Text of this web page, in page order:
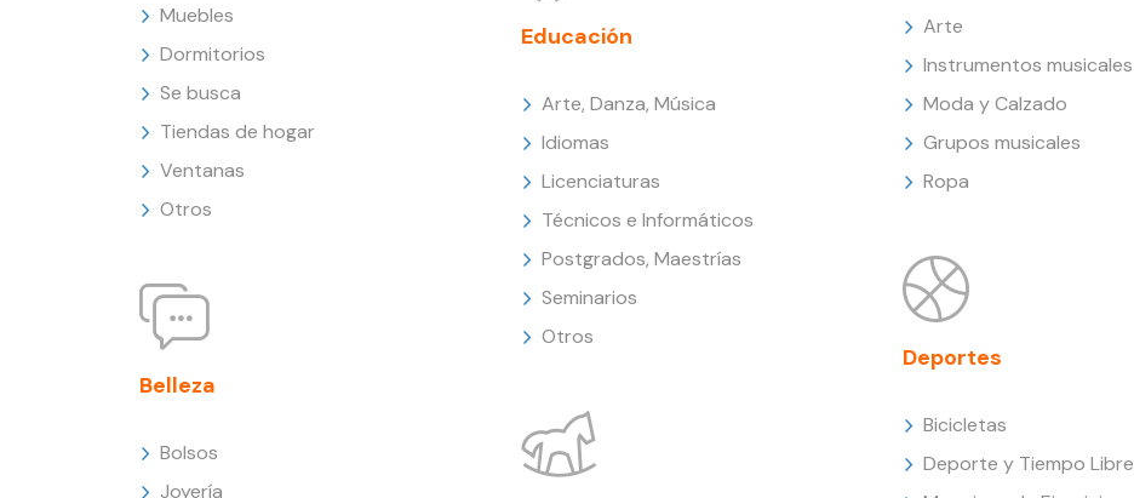
Muebles
Dormitorios
Se busca
Tiendas de hogar
Ventanas
Otros
Belleza
Bolsos
Joyería
Educación
Arte, Danza, Música
Idiomas
Licenciaturas
Técnicos e Informáticos
Postgrados, Maestrías
Seminarios
Otros
Arte
Instrumentos musicales
Moda y Calzado
Grupos musicales
Ropa
Deportes
Bicicletas
Deporte y Tiempo Libre